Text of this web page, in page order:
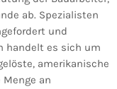
ab. Spezialisten
und
handelt es sich um
amerikanische
an